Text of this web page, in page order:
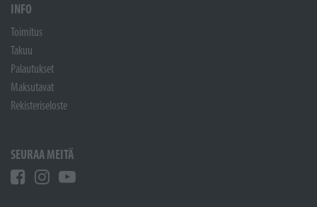
INFO
Toimitus
Takuu
Palautukset
Maksutavat
Rekisteriseloste
SEURAA MEITÄ